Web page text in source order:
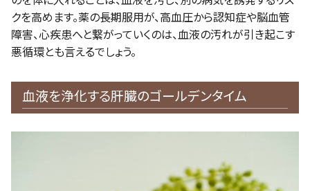
クを高めます。薬の長期服用が、高血圧から認知症や脳血管
障害、心疾患へと繋がっていくのは、血液の汚れが引き起こす
悪循環とも言えるでしょう。
血液を浄化する肝臓のゴールデンタイム